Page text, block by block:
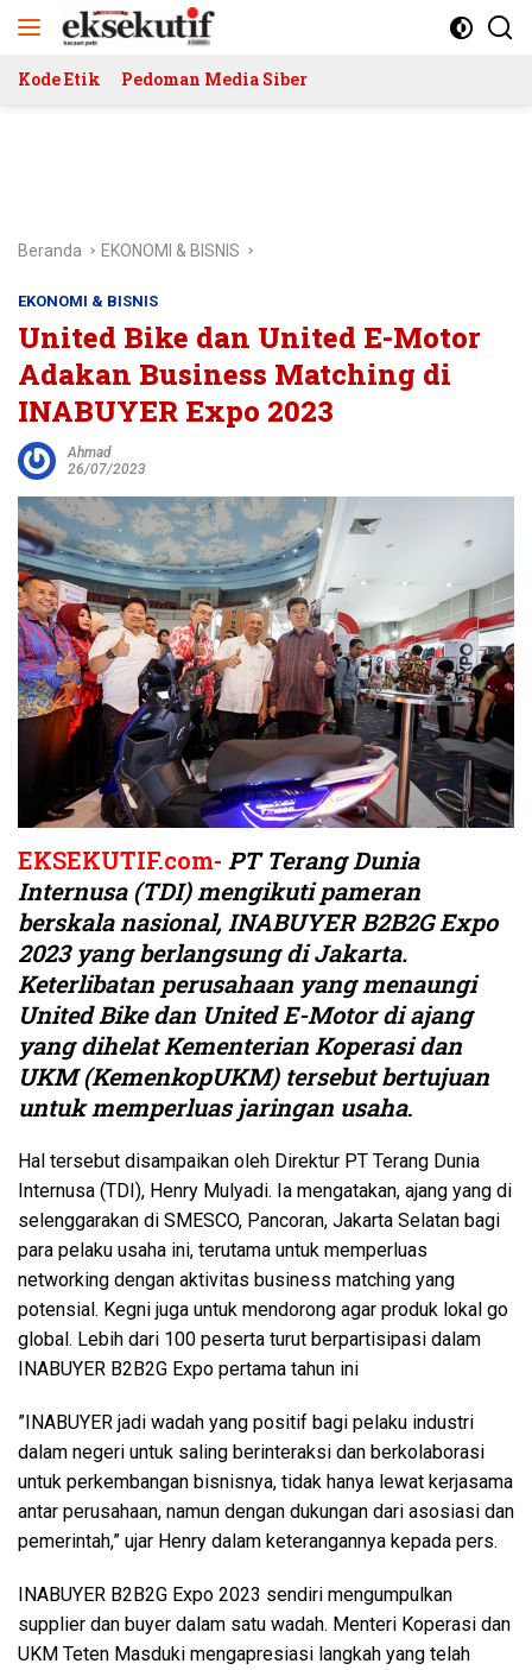
Kode Etik Pedoman Media Siber
Beranda EKONOMI & BISNIS
EKONOMI & BISNIS
United Bike dan United E-Motor
Adakan Business Matching di
INABUYER Expo 2023
Ahmad
26/07/2023
EKSEKUTIF.com- PT Terang Dunia
Internusa (TDI) mengikuti pameran
berskala nasional, INABUYER B2B2G Expo
2023 yang berlangsung di Jakarta.
Keterlibatan perusahaan yang menaungi
United Bike dan United E-Motor di ajang
yang dihelat Kementerian Koperasi dan
UKM (KemenkopUKM) tersebut bertujuan
untuk memperluas jaringan usaha.
Hal tersebut disampaikan oleh Direktur PT Terang Dunia
Internusa (TDI), Henry Mulyadi. Ia mengatakan, ajang yang di
selenggarakan di SMESCO, Pancoran, Jakarta Selatan bagi
para pelaku usaha ini, terutama untuk memperluas
networking dengan aktivitas business matching yang
potensial. Kegni juga untuk mendorong agar produk lokal go
global. Lebih dari 100 peserta turut berpartisipasi dalam
INABUYER B2B2G Expo pertama tahun ini
”INABUYER jadi wadah yang positif bagi pelaku industri
dalam negeri untuk saling berinteraksi dan berkolaborasi
untuk perkembangan bisnisnya, tidak hanya lewat kerjasama
antar perusahaan, namun dengan dukungan dari asosiasi dan
pemerintah,” ujar Henry dalam keterangannya kepada pers.
INABUYER B2B2G Expo 2023 sendiri mengumpulkan
supplier dan buyer dalam satu wadah. Menteri Koperasi dan
UKM Teten Masduki mengapresiasi langkah yang telah